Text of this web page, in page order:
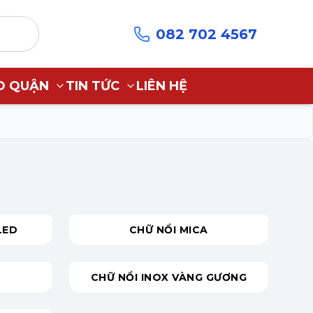
082 702 4567
QUẬN TIN TỨC LIÊN HỆ
CHỮ NỔI MICA
CHỮ NỔI INOX VÀNG GƯƠNG